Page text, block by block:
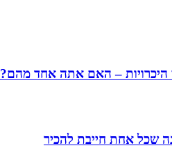
היכרויות – האם אתה אחד מהם?